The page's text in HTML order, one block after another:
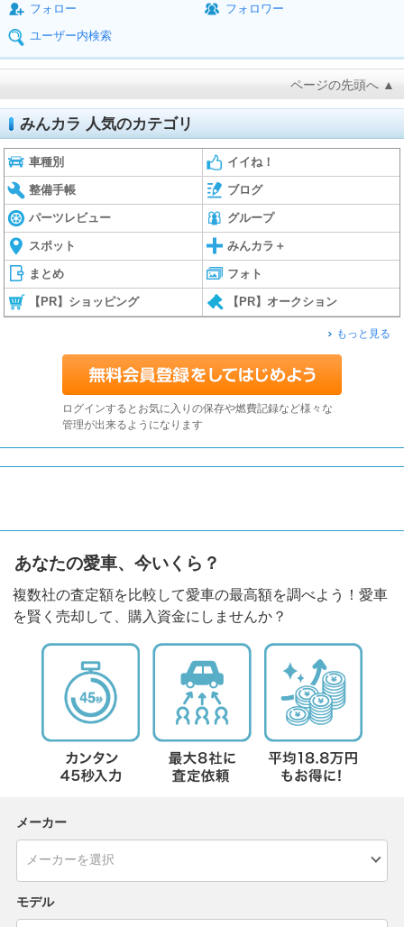
フォロー
フォロワー
ユーザー内検索
ページの先頭へ ▲
みんカラ 人気のカテゴリ
車種別 イイね！
整備手帳 ブログ
パーツレビュー グループ
スポット みんカラ＋
まとめ フォト
【PR】ショッピング 【PR】オークション
もっと見る
ログインするとお気に入りの保存や燃費記録など様々な
管理が出来るようになります
あなたの愛車、今いくら？
複数社の査定額を比較して愛車の最高額を調べよう！愛車
を賢く売却して、購入資金にしませんか？
メーカー
モデル